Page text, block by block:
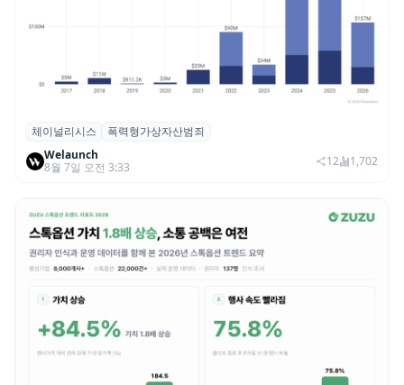
체이널리시스 “가상자산 보유자 대상 폭력
범죄 증가…상반기 탈취액 3000만 달러 돌파
체이널리시스
폭력형가상자산범죄
Welaunch
8월 7일 오전 3:33
12 1,702